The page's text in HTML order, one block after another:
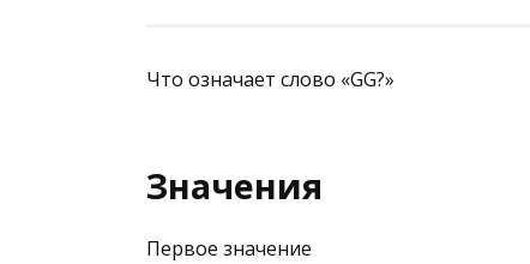
Что означает слово «GG?»
Значения
Первое значение